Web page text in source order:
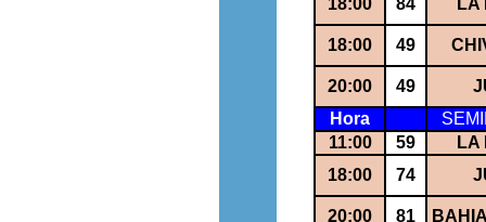
18:00
84 LA
18:00 49
20:00 49
Hora
11:00
59
LA
18:00
74
20:00 81